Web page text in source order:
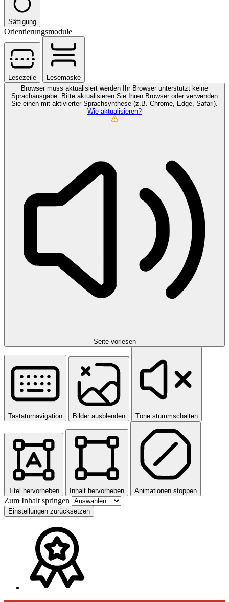
Sättigung
Orientierungsmodule
Lesezeile
Lesemaske
Browser muss aktualisiert werden
Ihr Browser unterstützt keine
Sprachausgabe. Bitte aktualisieren Sie Ihren Browser oder verwenden
Sie einen mit aktivierter Sprachsynthese (z.B. Chrome, Edge, Safari).
Wie aktualisieren?
Seite vorlesen
Tastaturnavigation Bilder ausblenden Töne stummschalten
Titel hervorheben Inhalt hervorheben Animationen stoppen
Zum Inhalt springen
Einstellungen zurücksetzen